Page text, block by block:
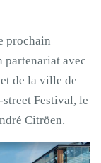
prochain
partenariat avec
de la ville de
Festival, le
Citröen.